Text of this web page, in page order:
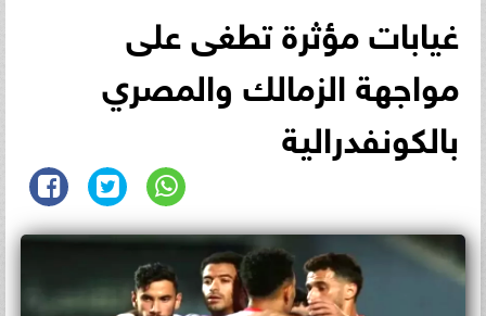
غيابات مؤثرة تطغى على
مواجهة الزمالك والمصري
بالكونفدرالية